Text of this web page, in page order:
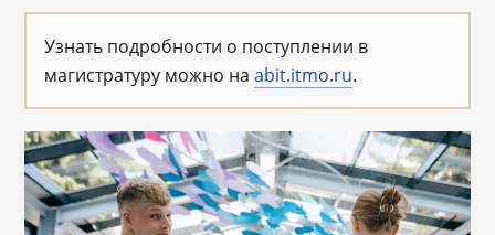
Узнать подробности о поступлении в
магистратуру можно наabit.itmo.ru.